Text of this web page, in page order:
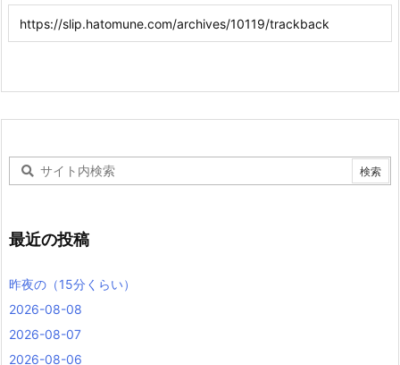
最近の投稿
昨夜の（15分くらい）
2026-08-08
2026-08-07
2026-08-06